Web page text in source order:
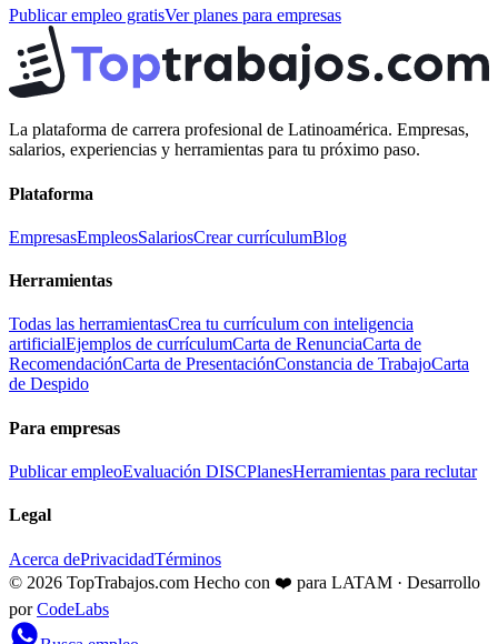
Publicar empleo gratisVer planes para empresas
La plataforma de carrera profesional de Latinoamérica. Empresas,
salarios, experiencias y herramientas para tu próximo paso.
Plataforma
EmpresasEmpleosSalariosCrear currículumBlog
Herramientas
Todas las herramientasCrea tu currículum con inteligencia
artificialEjemplos de currículumCarta de RenunciaCarta de
RecomendaciónCarta de PresentaciónConstancia de TrabajoCarta
de Despido
Para empresas
Publicar empleoEvaluación DISCPlanesHerramientas para reclutar
Legal
Acerca dePrivacidadTérminos
© 2026 TopTrabajos.com Hecho con ❤️ para LATAM · Desarrollo
por CodeLabs